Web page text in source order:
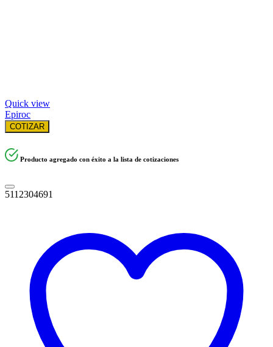
Quick view
Epiroc
COTIZAR
Producto agregado con éxito a la lista de cotizaciones
5112304691